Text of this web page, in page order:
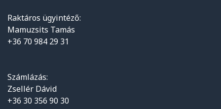
Raktáros ügyintéző:
Mamuzsits Tamás
+36 70 984 29 31
Számlázás:
Zsellér Dávid
+36 30 356 90 30